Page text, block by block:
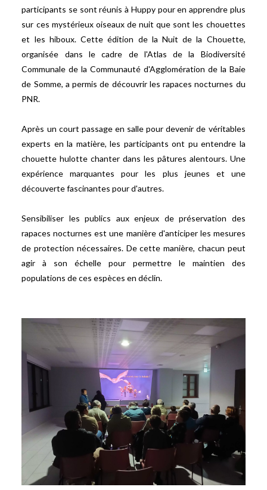
participants se sont réunis à Huppy pour en apprendre plus
sur ces mystérieux oiseaux de nuit que sont les chouettes
et les hiboux. Cette édition de la Nuit de la Chouette,
organisée dans le cadre de l'Atlas de la Biodiversité
Communale de la Communauté d'Agglomération de la Baie
de Somme, a permis de découvrir les rapaces nocturnes du
PNR.
Après un court passage en salle pour devenir de véritables
experts en la matière, les participants ont pu entendre la
chouette hulotte chanter dans les pâtures alentours. Une
expérience marquantes pour les plus jeunes et une
découverte fascinantes pour d'autres.
Sensibiliser les publics aux enjeux de préservation des
rapaces nocturnes est une manière d'anticiper les mesures
de protection nécessaires. De cette manière, chacun peut
agir à son échelle pour permettre le maintien des
populations de ces espèces en déclin.